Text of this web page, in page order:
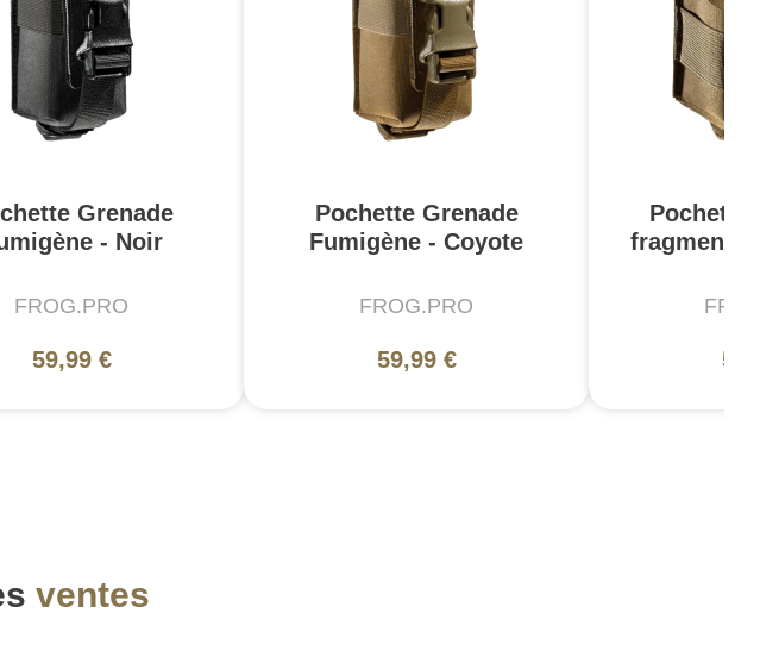
Grenade
- Noir
FROG.PRO
59,99 €
Pochette Grenade
Fumigène - Coyote
FROG.PRO
59,99 €
Pochette
ventes